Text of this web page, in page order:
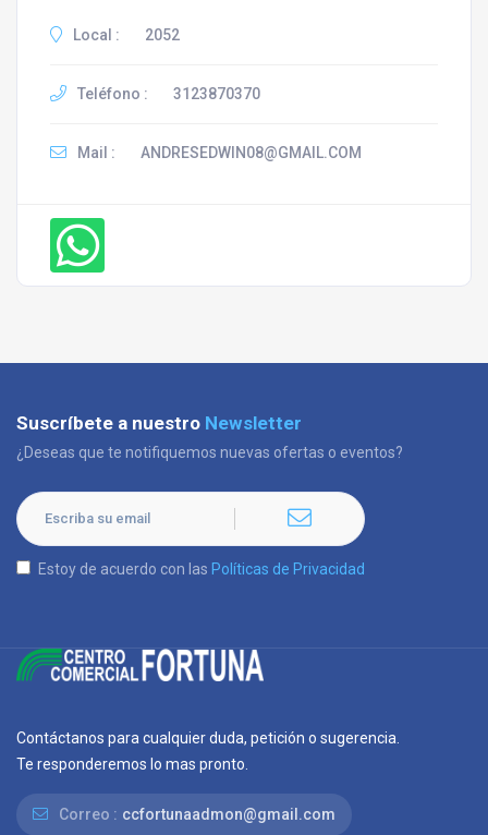
Local : 2052
Teléfono : 3123870370
Mail : ANDRESEDWIN08@GMAIL.COM
Suscríbete a nuestro Newsletter
¿Deseas que te notifiquemos nuevas ofertas o eventos?
Estoy de acuerdo con las Políticas de Privacidad
Contáctanos para cualquier duda, petición o sugerencia.
Te responderemos lo mas pronto.
Correo : ccfortunaadmon@gmail.com